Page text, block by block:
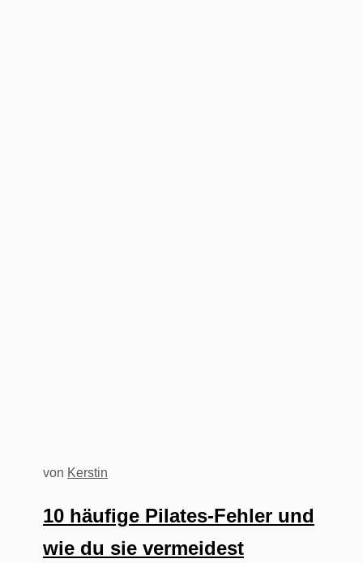
10 häufige Pilates-Fehler und
wie du sie vermeidest
von Kerstin